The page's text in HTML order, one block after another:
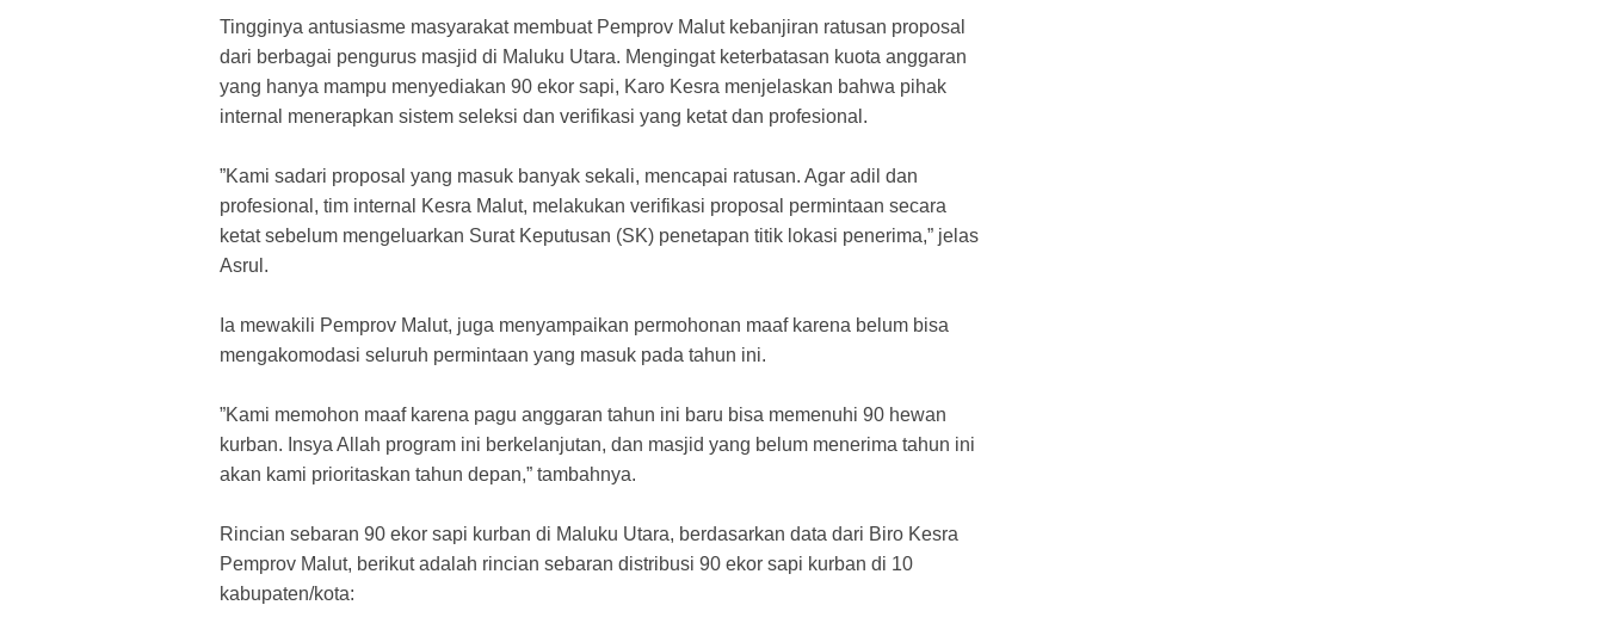
​Tingginya antusiasme masyarakat membuat Pemprov Malut kebanjiran ratusan proposal
dari berbagai pengurus masjid di Maluku Utara. Mengingat keterbatasan kuota anggaran
yang hanya mampu menyediakan 90 ekor sapi, Karo Kesra menjelaskan bahwa pihak
internal menerapkan sistem seleksi dan verifikasi yang ketat dan profesional.
​”Kami sadari proposal yang masuk banyak sekali, mencapai ratusan. Agar adil dan
profesional, tim internal Kesra Malut, melakukan verifikasi proposal permintaan secara
ketat sebelum mengeluarkan Surat Keputusan (SK) penetapan titik lokasi penerima,” jelas
Asrul.
​Ia mewakili Pemprov Malut, juga menyampaikan permohonan maaf karena belum bisa
mengakomodasi seluruh permintaan yang masuk pada tahun ini.
​”Kami memohon maaf karena pagu anggaran tahun ini baru bisa memenuhi 90 hewan
kurban. Insya Allah program ini berkelanjutan, dan masjid yang belum menerima tahun ini
akan kami prioritaskan tahun depan,” tambahnya.
​Rincian sebaran 90 ekor sapi kurban di Maluku Utara, berdasarkan data dari Biro Kesra
Pemprov Malut, berikut adalah rincian sebaran distribusi 90 ekor sapi kurban di 10
kabupaten/kota: